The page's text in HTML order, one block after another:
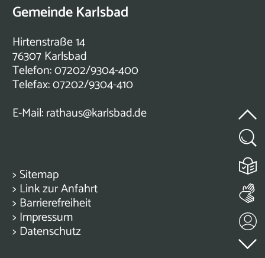
Gemeinde Karlsbad
Hirtenstraße 14
76307 Karlsbad
Telefon: 07202/9304-400
Telefax: 07202/9304-410
E-Mail:rathaus@karlsbad.de
> Sitemap
> Link zur Anfahrt
> Barrierefreiheit
> Impressum
> Datenschutz